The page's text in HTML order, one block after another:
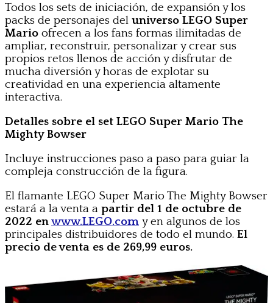
Todos los sets de iniciación, de expansión y los
packs de personajes del universo LEGO Super
Mario ofrecen a los fans formas ilimitadas de
ampliar, reconstruir, personalizar y crear sus
propios retos llenos de acción y disfrutar de
mucha diversión y horas de explotar su
creatividad en una experiencia altamente
interactiva.
Detalles sobre el set LEGO Super Mario The
Mighty Bowser
Incluye instrucciones paso a paso para guiar la
compleja construcción de la figura.
El flamante LEGO Super Mario The Mighty Bowser
estará a la venta a partir del 1 de octubre de
2022 enwww.LEGO.com y en algunos de los
principales distribuidores de todo el mundo. El
precio de venta es de 269,99 euros.